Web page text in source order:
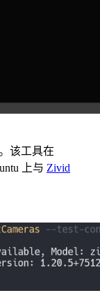
该工具在
上与 Zivid